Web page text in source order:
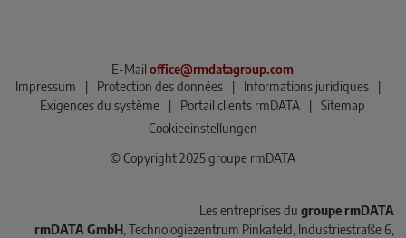
E-Mailoffice@rmdatagroup.com
Impressum
| Protection des données | Informations juridiques
|
Exigences du système
| Portail clients rmDATA |
Sitemap
Cookieeinstellungen
© Copyright 2025 groupe rmDATA
Les entreprises du groupe rmDATA
rmDATA GmbH, Technologiezentrum Pinkafeld, Industriestraße 6,